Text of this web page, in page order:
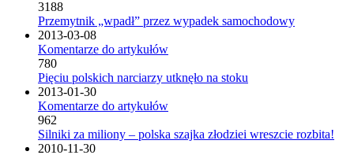
3188
Przemytnik „wpadł” przez wypadek samochodowy
2013-03-08
Komentarze do artykułów
780
Pięciu polskich narciarzy utknęło na stoku
2013-01-30
Komentarze do artykułów
962
Silniki za miliony – polska szajka złodziei wreszcie rozbita!
2010-11-30